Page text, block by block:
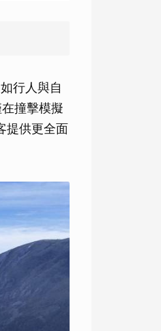
行人與自
撞擊模擬
提供更全面